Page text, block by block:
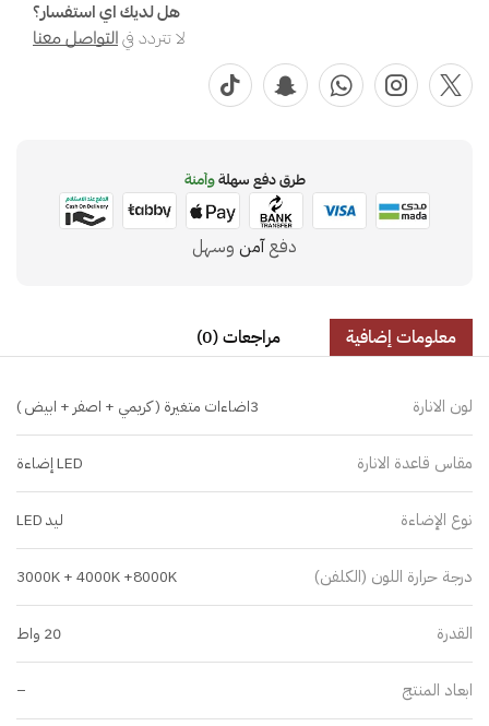
هل لديك اي استفسار؟
لا تتردد فيالتواصل معنا
طرق دفع سهلةوآمنة
دفعآمن وسهل
معلومات إضافية مراجعات (0)
لون الانارة 3اضاءات متغيرة ( كريمي + اصفر + ابيض )
مقاس قاعدة الانارة LED إضاءة
نوع الإضاءة ليد LED
درجة حرارة اللون (الكلفن) 3000K + 4000K +8000K
القدرة 20 واط
ابعاد المنتج –